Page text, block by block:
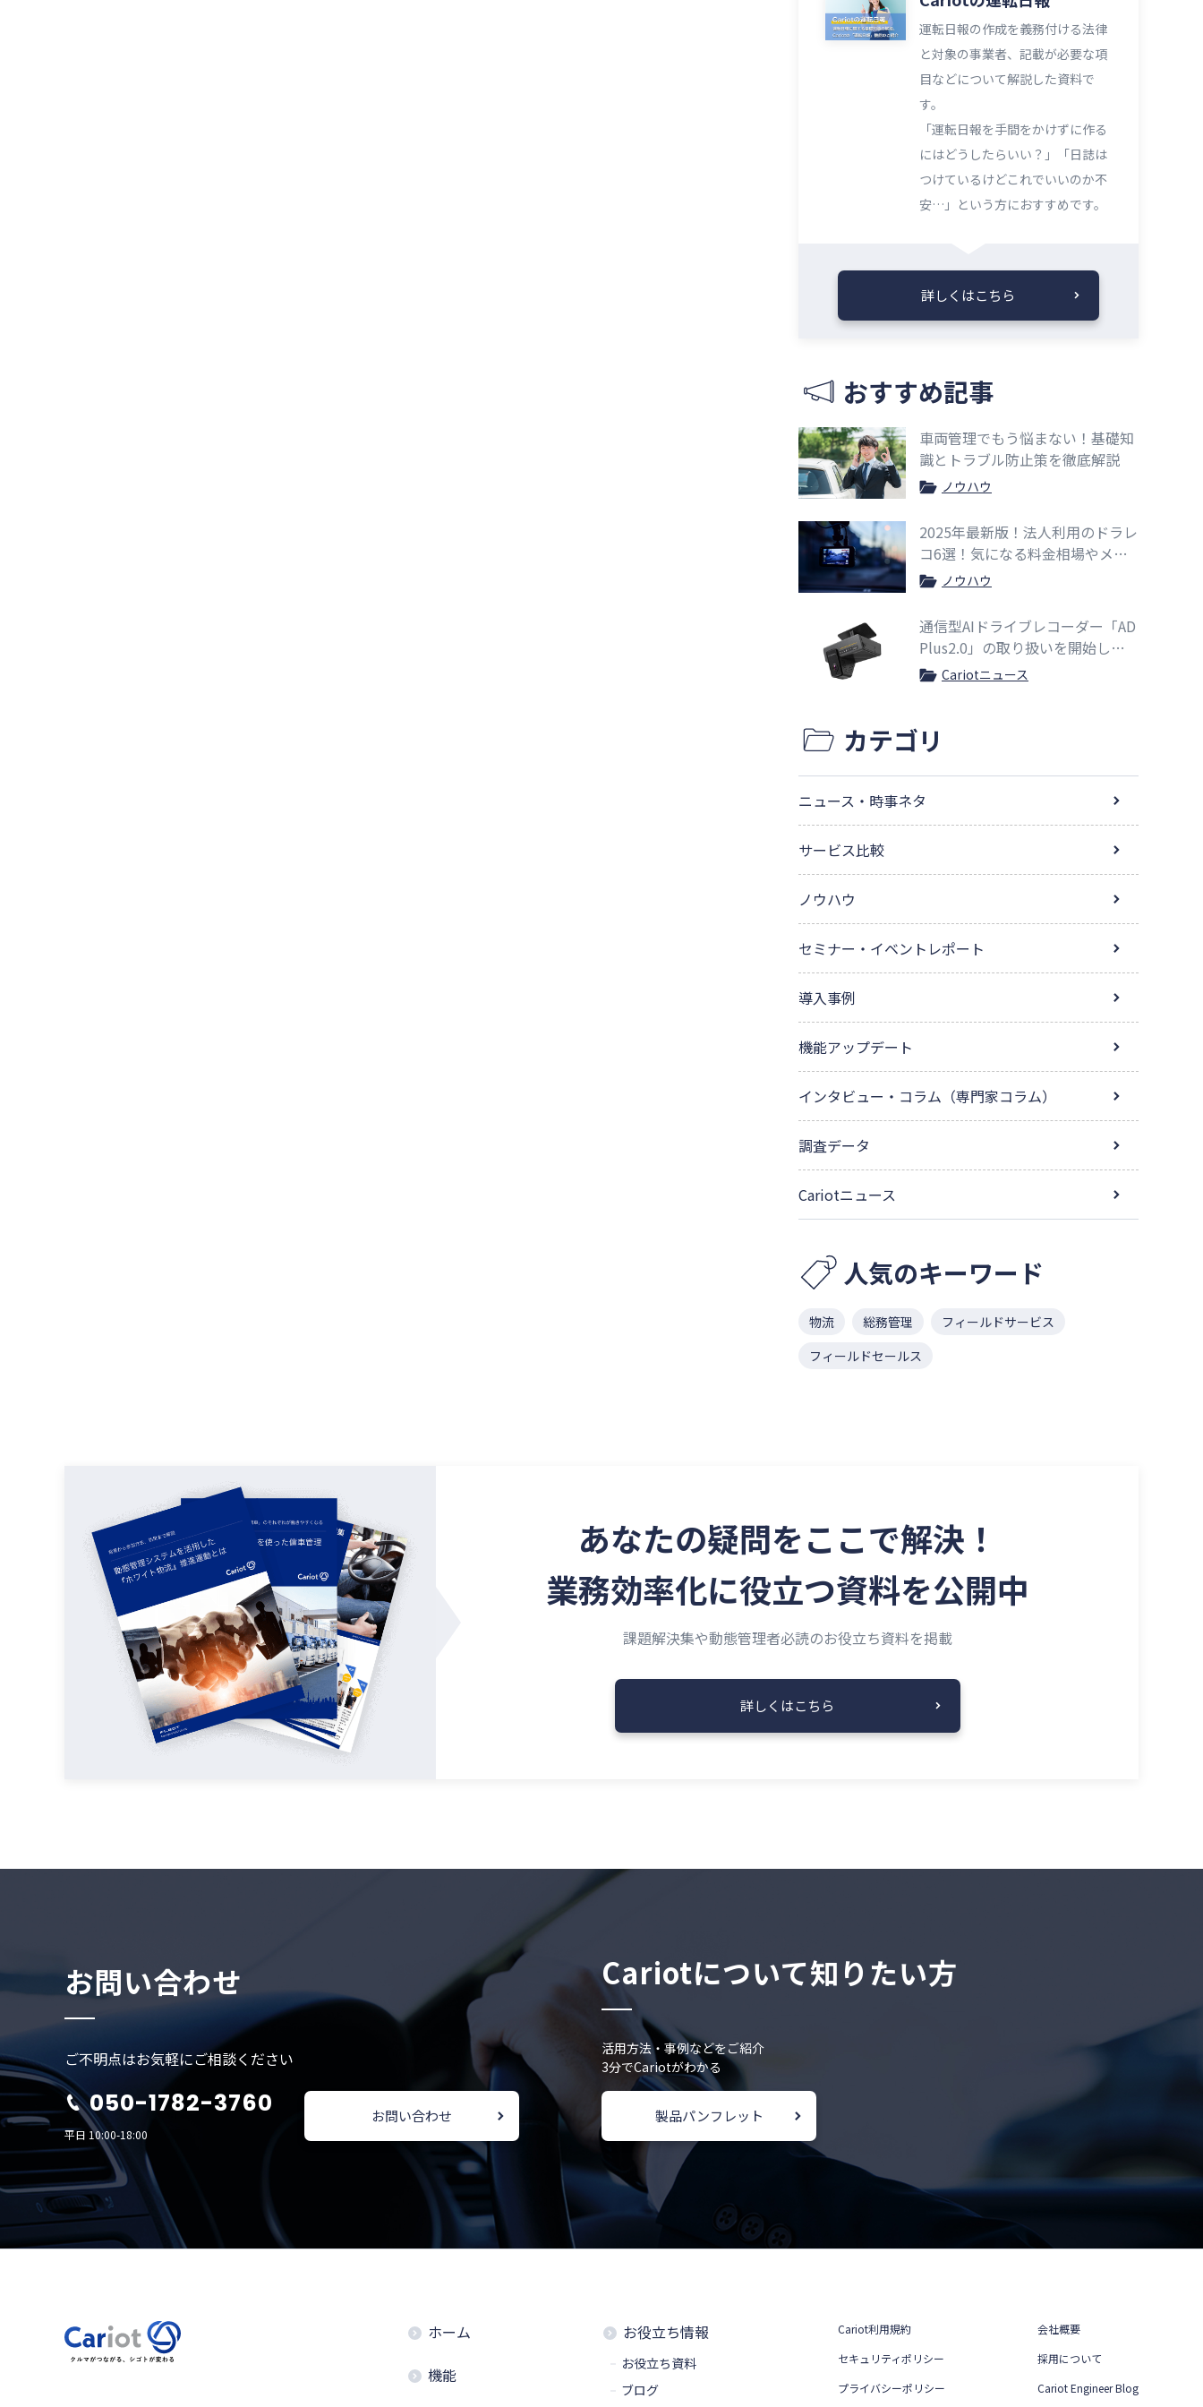
運転日報の作成を義務付ける法律
と対象の事業者、記載が必要な項
目などについて解説した資料で
す。
「運転日報を手間をかけずに作る
にはどうしたらいい？」「日誌は
つけているけどこれでいいのか不
安…」という方におすすめです。
詳しくはこちら
おすすめ記事
車両管理でもう悩まない！基礎知
識とトラブル防止策を徹底解説
ノウハウ
2025年最新版！法人利用のドラレ
コ6選！気になる料金相場やメリ
ットも紹介
ノウハウ
通信型AIドライブレコーダー「AD
Plus2.0」の取り扱いを開始しま
したCariotニュース
カテゴリ
ニュース・時事ネタ
サービス比較
ノウハウ
セミナー・イベントレポート
導入事例
機能アップデート
インタビュー・コラム（専門家コラム）
調査データ
Cariotニュース
人気のキーワード
物流 総務管理
フィールドサービス
フィールドセールス
あなたの疑問をここで解決！
業務効率化に役立つ資料を公開中
課題解決集や動態管理者必読のお役立ち資料を掲載
詳しくはこちら
お問い合わせ
ご不明点はお気軽にご相談ください
050-1782-3760
平日 10:00-18:00
お問い合わせ
Cariotについて知りたい方
活用方法・事例などをご紹介
3分でCariotがわかる
製品パンフレット
ホーム
機能
お役立ち情報
お役立ち資料
ブログ
Cariot利用規約
セキュリティポリシー
プライバシーポリシー
会社概要
採用について
Cariot Engineer Blog